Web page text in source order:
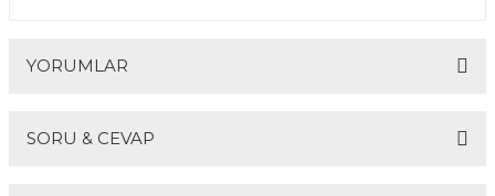
YORUMLAR
SORU & CEVAP